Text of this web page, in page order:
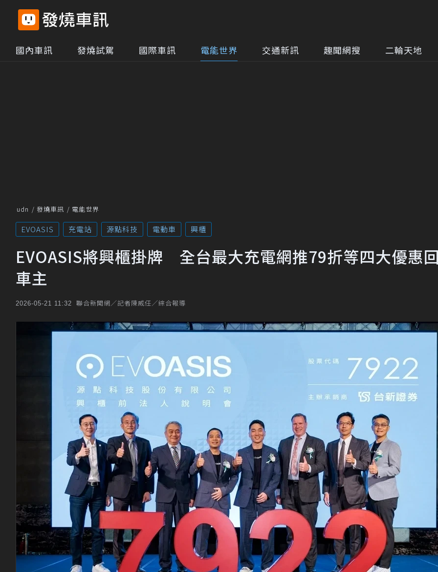
國內車訊 發燒試駕 國際車訊 電能世界 交通新訊 趣聞網搜 二輪天地
udn 發燒車訊 電能世界
EVOASIS 充電站 源點科技 電動車 興櫃
EVOASIS將興櫃掛牌 全台最大充電網推79折等四大優惠
車主
2026-05-21 11:32 聯合新聞網／記者陳威任／綜合報導